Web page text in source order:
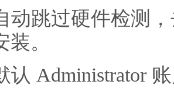
跳过硬件检测，
。
Administrator 账